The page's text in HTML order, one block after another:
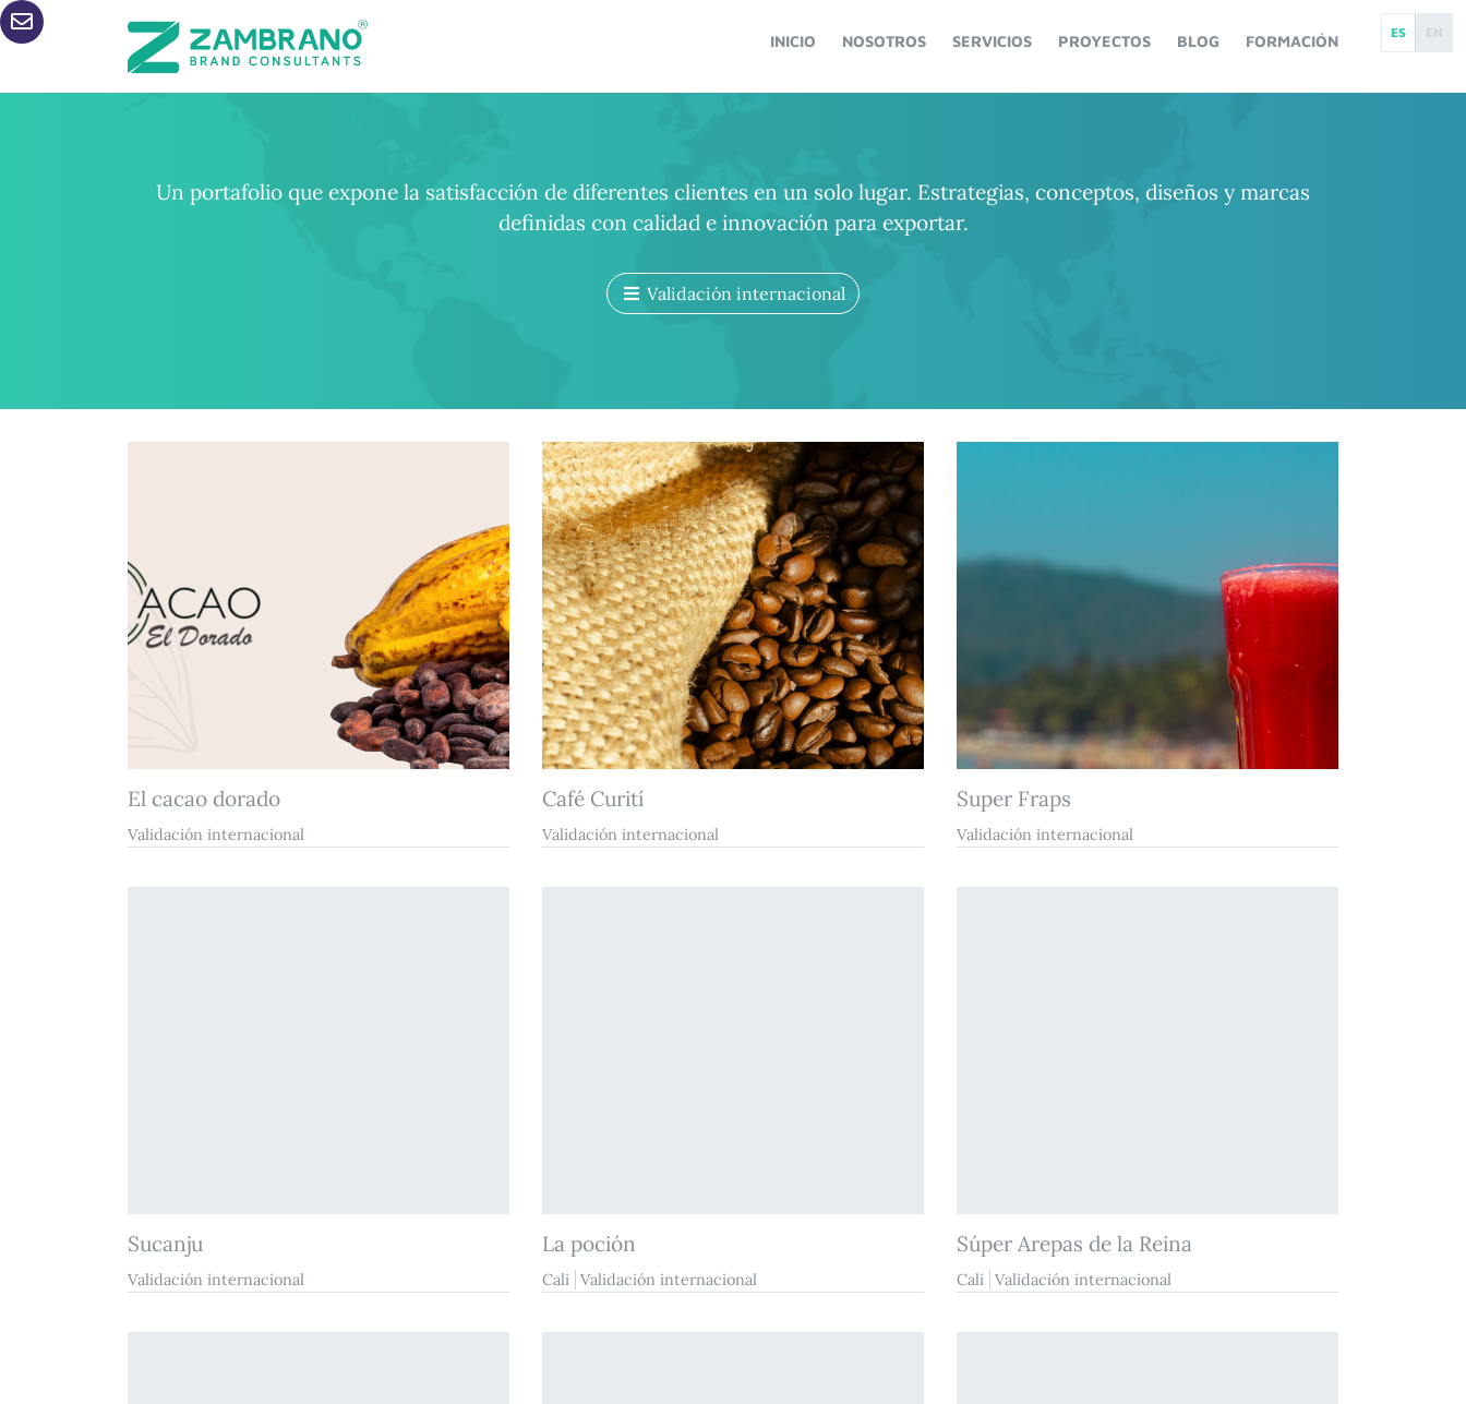
EN
ES
INICIO NOSOTROS SERVICIOS PROYECTOS BLOG FORMACIÓN
Un portafolio que expone la satisfacción de diferentes clientes en un solo lugar. Estrategias, conceptos, diseños y marcas
definidas con calidad e innovación para exportar.
Validación internacional
El cacao dorado
Validación internacional
Café Curití
Validación internacional
Super Fraps
Validación internacional
Sucanju
Validación internacional
La poción
Cali Validación internacional
Súper Arepas de la Reina
Cali Validación internacional